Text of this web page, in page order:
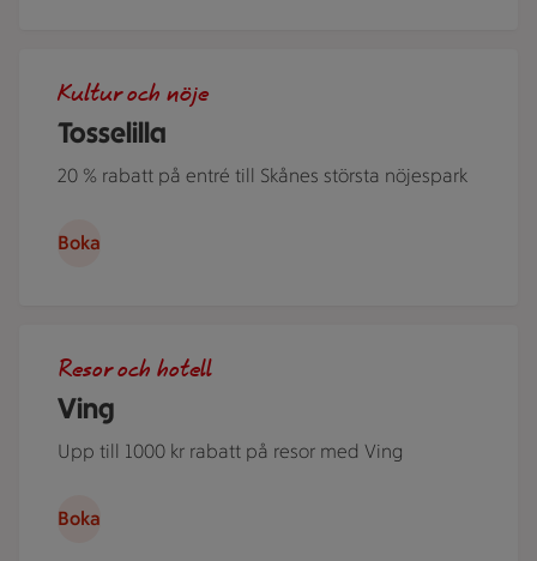
Tosselilla
Kultur och nöje
20 % rabatt på entré till Skånes största nöjespark
Boka
Ving
Resor och hotell
Upp till 1000 kr rabatt på resor med Ving
Boka